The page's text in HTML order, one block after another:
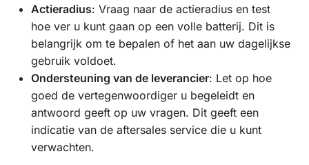
Actieradius: Vraag naar de actieradius en test
hoe ver u kunt gaan op een volle batterij. Dit is
belangrijk om te bepalen of het aan uw dagelijkse
gebruik voldoet.
Ondersteuning van de leverancier: Let op hoe
goed de vertegenwoordiger u begeleidt en
antwoord geeft op uw vragen. Dit geeft een
indicatie van de aftersales service die u kunt
verwachten.